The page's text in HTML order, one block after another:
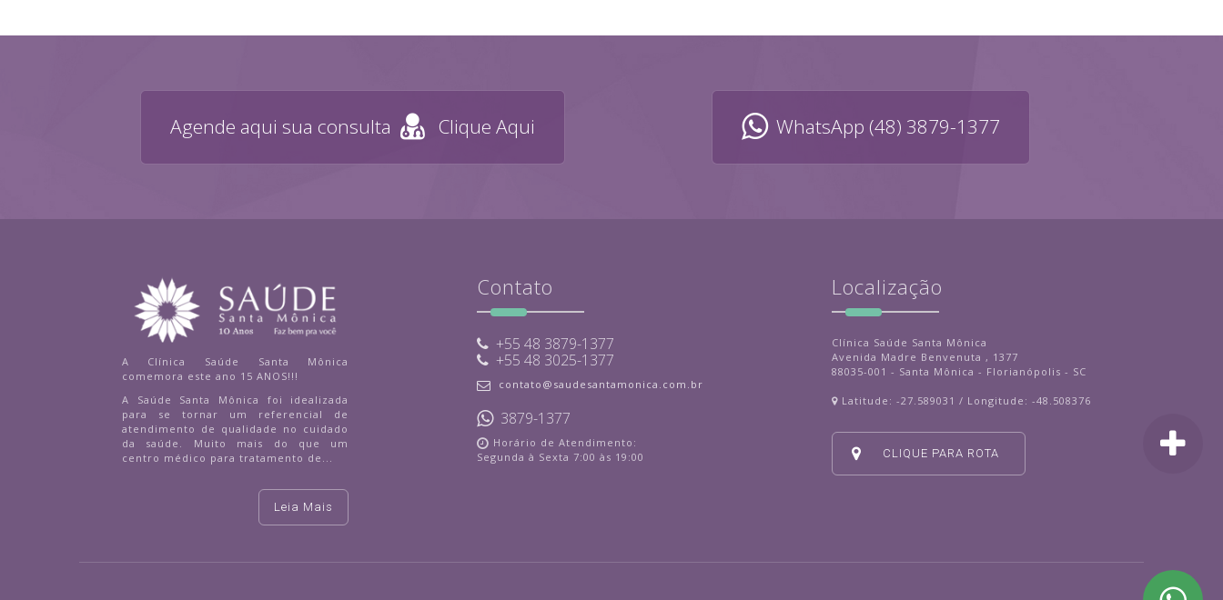
Agende aqui sua consulta Clique Aqui WhatsApp (48) 3879-1377
A Clínica Saúde Santa Mônica
comemora este ano 15 ANOS!!!
A Saúde Santa Mônica foi idealizada
para se tornar um referencial de
atendimento de qualidade no cuidado
da saúde. Muito mais do que um
centro médico para tratamento de...
Leia Mais
Contato
+55 48 3879-1377
+55 48 3025-1377
contato@saudesantamonica.com.br
3879-1377
Horário de Atendimento:
Segunda à Sexta 7:00 às 19:00
Localização
Clínica Saúde Santa Mônica
Avenida Madre Benvenuta , 1377
88035-001 - Santa Mônica - Florianópolis - SC
Latitude: -27.589031 / Longitude: -48.508376
CLIQUE PARA ROTA